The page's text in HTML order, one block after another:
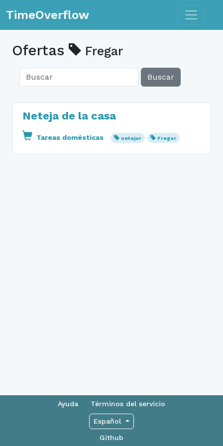
TimeOverflow Toggle
Ofertas Fregar
Buscar
Neteja de la casa
Tareas domésticas netejar Fregar
Ayuda Términos del servicio
Español
Github